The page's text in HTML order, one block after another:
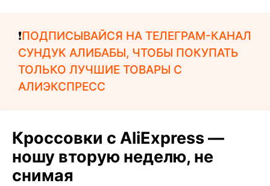
❗️ПОДПИСЫВАЙСЯ НА ТЕЛЕГРАМ-КАНАЛ
СУНДУК АЛИБАБЫ, ЧТОБЫ ПОКУПАТЬ
ТОЛЬКО ЛУЧШИЕ ТОВАРЫ С
АЛИЭКСПРЕСС
Кроссовки с AliExpress —
ношу вторую неделю, не
снимая